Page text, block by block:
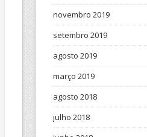
novembro 2019
setembro 2019
agosto 2019
março 2019
agosto 2018
julho 2018